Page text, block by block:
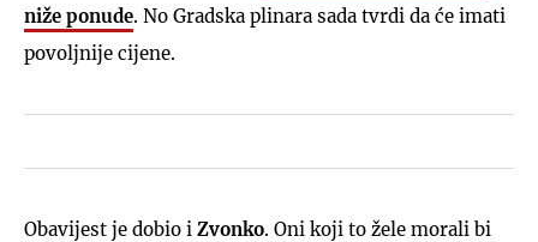
niže ponude. No Gradska plinara sada tvrdi da će imati
povoljnije cijene.
Obavijest je dobio i Zvonko. Oni koji to žele morali bi